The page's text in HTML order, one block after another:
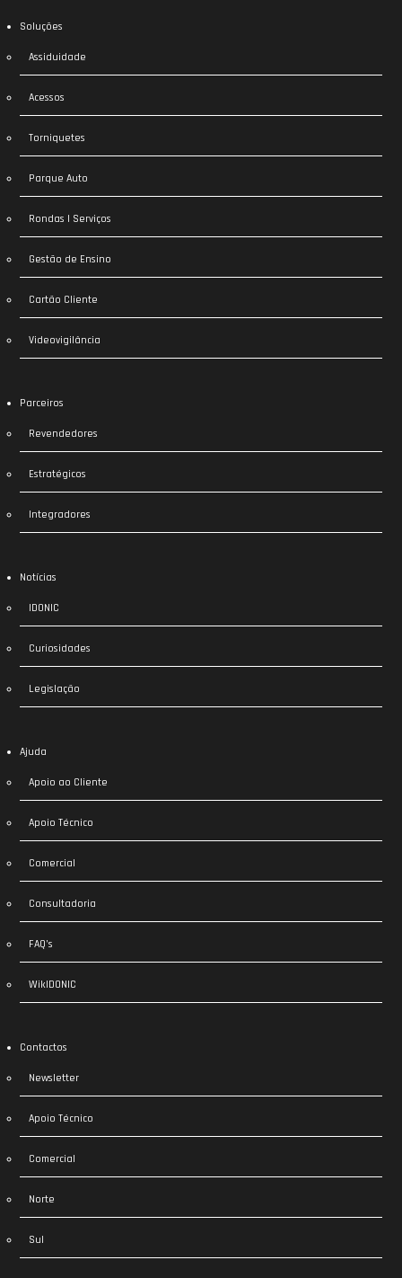
Soluções
Assiduidade
Acessos
Torniquetes
Parque Auto
Rondas | Serviços
Gestão de Ensino
Cartão Cliente
Videovigilância
Parceiros
Revendedores
Estratégicos
Integradores
Notícias
IDONIC
Curiosidades
Legislação
Ajuda
Apoio ao Cliente
Apoio Técnico
Comercial
Consultadoria
FAQ’s
WikIDONIC
Contactos
Newsletter
Apoio Técnico
Comercial
Norte
Sul